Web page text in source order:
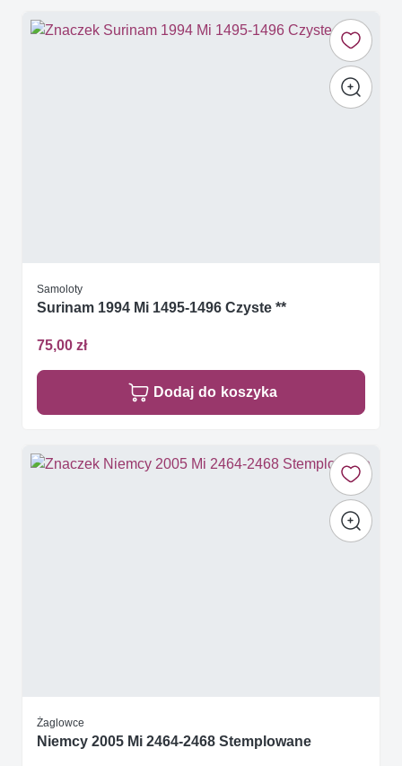
Samoloty
Surinam 1994 Mi 1495-1496 Czyste **
75,00 zł
Dodaj do koszyka
Żaglowce
Niemcy 2005 Mi 2464-2468 Stemplowane